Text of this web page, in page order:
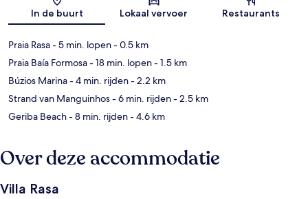
In de buurt Lokaal vervoer Restaurants
Praia Rasa- 5 min. lopen- 0.5 km
Praia Baía Formosa- 18 min. lopen- 1.5 km
Búzios Marina- 4 min. rijden- 2.2 km
Strand van Manguinhos- 6 min. rijden- 2.5 km
Geriba Beach- 8 min. rijden- 4.6 km
Over deze accommodatie
Villa Rasa